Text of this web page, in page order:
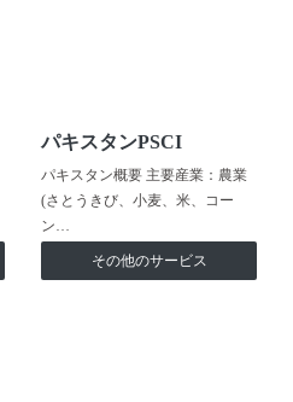
パキスタンPSCI
パキスタン概要 主要産業：農業
(さとうきび、小麦、米、コー
ン…
その他のサービス